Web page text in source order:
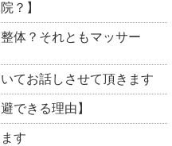
？】
体？それともマッサー
てお話しさせて頂きます
できる理由】
す